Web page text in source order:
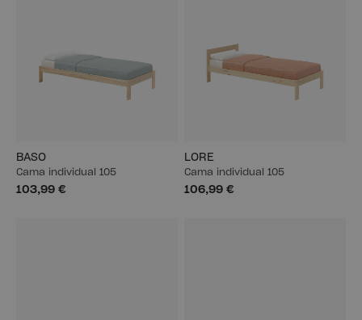
BASO
Cama individual 105
103,99 €
LORE
Cama individual 105
106,99 €